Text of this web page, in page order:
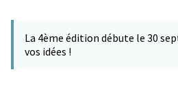
−
La 4ème édition débute le 30
vos idées !